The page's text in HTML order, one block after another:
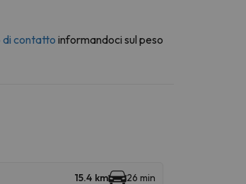
di contattoinformandoci sul peso
15.4 km 26 min